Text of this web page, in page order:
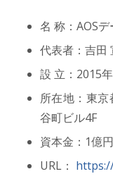
名 称：AOS
代表者：吉田
設 立：2015
所在地：東
谷町ビル4F
資本金：1億
URL：